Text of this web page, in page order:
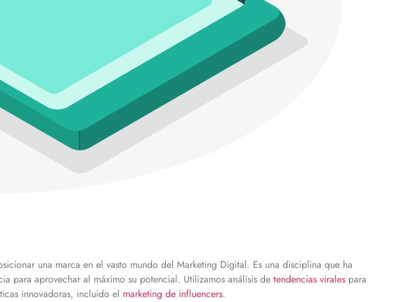
una marca en el vasto mundo del Marketing Digital. Es una disciplina que ha
para aprovechar al máximo su potencial. Utilizamos análisis de tendencias virales para
innovadoras, incluido el marketing de influencers.